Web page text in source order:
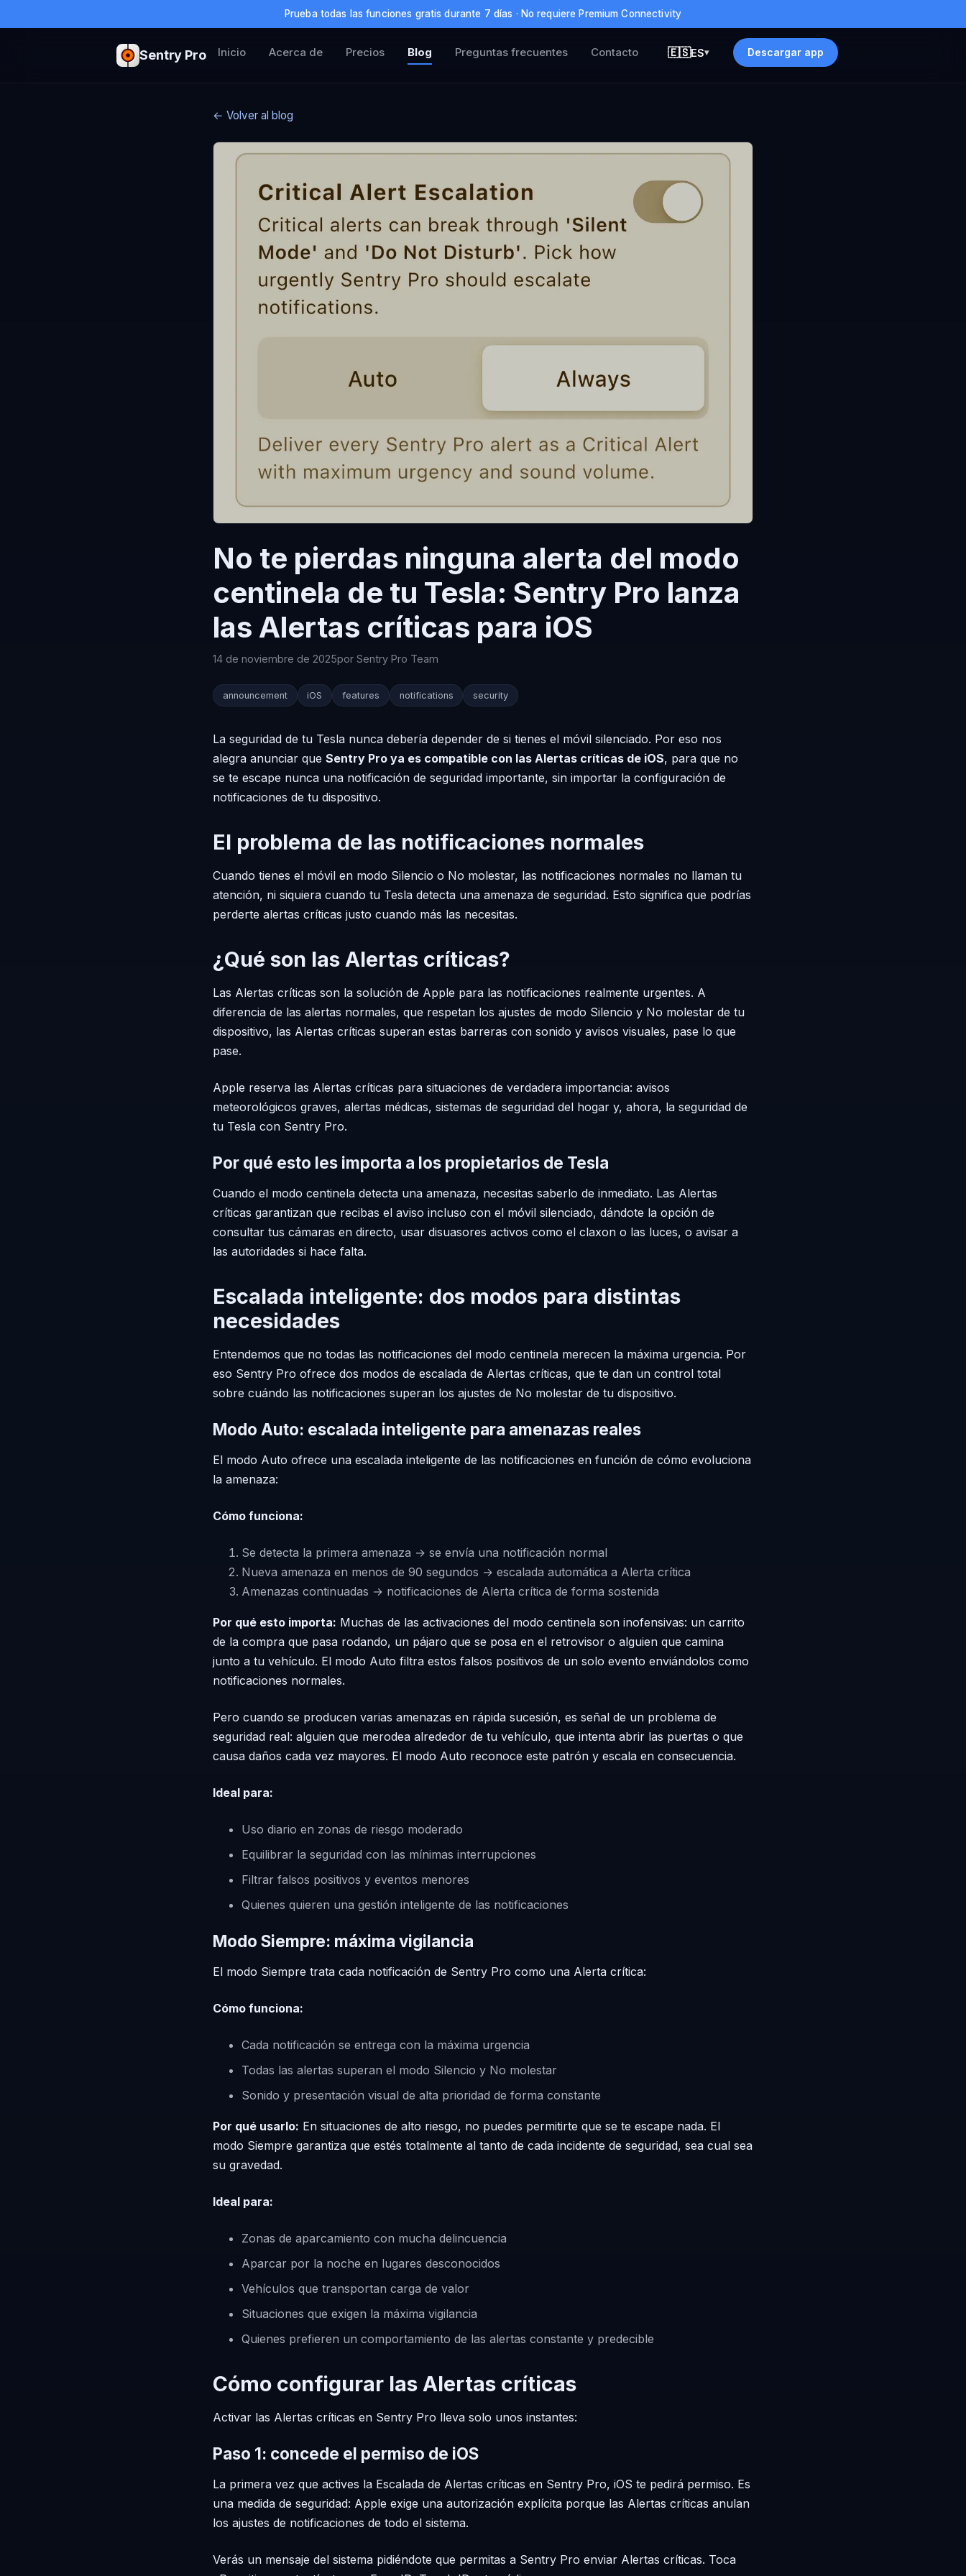
Prueba todas las funciones gratis durante 7 días · No requiere Premium Connectivity
Sentry Pro Inicio Acerca de Precios Blog Preguntas frecuentes Contacto 🇪🇸ES▾ Descargar app
← Volver al blog
No te pierdas ninguna alerta del modo
centinela de tu Tesla: Sentry Pro lanza
las Alertas críticas para iOS
14 de noviembre de 2025por Sentry Pro Team
announcement iOS features notifications security
La seguridad de tu Tesla nunca debería depender de si tienes el móvil silenciado. Por eso nos
alegra anunciar que Sentry Pro ya es compatible con las Alertas críticas de iOS, para que no
se te escape nunca una notificación de seguridad importante, sin importar la configuración de
notificaciones de tu dispositivo.
El problema de las notificaciones normales
Cuando tienes el móvil en modo Silencio o No molestar, las notificaciones normales no llaman tu
atención, ni siquiera cuando tu Tesla detecta una amenaza de seguridad. Esto significa que podrías
perderte alertas críticas justo cuando más las necesitas.
¿Qué son las Alertas críticas?
Las Alertas críticas son la solución de Apple para las notificaciones realmente urgentes. A
diferencia de las alertas normales, que respetan los ajustes de modo Silencio y No molestar de tu
dispositivo, las Alertas críticas superan estas barreras con sonido y avisos visuales, pase lo que
pase.
Apple reserva las Alertas críticas para situaciones de verdadera importancia: avisos
meteorológicos graves, alertas médicas, sistemas de seguridad del hogar y, ahora, la seguridad de
tu Tesla con Sentry Pro.
Por qué esto les importa a los propietarios de Tesla
Cuando el modo centinela detecta una amenaza, necesitas saberlo de inmediato. Las Alertas
críticas garantizan que recibas el aviso incluso con el móvil silenciado, dándote la opción de
consultar tus cámaras en directo, usar disuasores activos como el claxon o las luces, o avisar a
las autoridades si hace falta.
Escalada inteligente: dos modos para distintas
necesidades
Entendemos que no todas las notificaciones del modo centinela merecen la máxima urgencia. Por
eso Sentry Pro ofrece dos modos de escalada de Alertas críticas, que te dan un control total
sobre cuándo las notificaciones superan los ajustes de No molestar de tu dispositivo.
Modo Auto: escalada inteligente para amenazas reales
El modo Auto ofrece una escalada inteligente de las notificaciones en función de cómo evoluciona
la amenaza:
Cómo funciona:
Se detecta la primera amenaza → se envía una notificación normal
Nueva amenaza en menos de 90 segundos → escalada automática a Alerta crítica
Amenazas continuadas → notificaciones de Alerta crítica de forma sostenida
Por qué esto importa: Muchas de las activaciones del modo centinela son inofensivas: un carrito
de la compra que pasa rodando, un pájaro que se posa en el retrovisor o alguien que camina
junto a tu vehículo. El modo Auto filtra estos falsos positivos de un solo evento enviándolos como
notificaciones normales.
Pero cuando se producen varias amenazas en rápida sucesión, es señal de un problema de
seguridad real: alguien que merodea alrededor de tu vehículo, que intenta abrir las puertas o que
causa daños cada vez mayores. El modo Auto reconoce este patrón y escala en consecuencia.
Ideal para:
Uso diario en zonas de riesgo moderado
Equilibrar la seguridad con las mínimas interrupciones
Filtrar falsos positivos y eventos menores
Quienes quieren una gestión inteligente de las notificaciones
Modo Siempre: máxima vigilancia
El modo Siempre trata cada notificación de Sentry Pro como una Alerta crítica:
Cómo funciona:
Cada notificación se entrega con la máxima urgencia
Todas las alertas superan el modo Silencio y No molestar
Sonido y presentación visual de alta prioridad de forma constante
Por qué usarlo: En situaciones de alto riesgo, no puedes permitirte que se te escape nada. El
modo Siempre garantiza que estés totalmente al tanto de cada incidente de seguridad, sea cual sea
su gravedad.
Ideal para:
Zonas de aparcamiento con mucha delincuencia
Aparcar por la noche en lugares desconocidos
Vehículos que transportan carga de valor
Situaciones que exigen la máxima vigilancia
Quienes prefieren un comportamiento de las alertas constante y predecible
Cómo configurar las Alertas críticas
Activar las Alertas críticas en Sentry Pro lleva solo unos instantes:
Paso 1: concede el permiso de iOS
La primera vez que actives la Escalada de Alertas críticas en Sentry Pro, iOS te pedirá permiso. Es
una medida de seguridad: Apple exige una autorización explícita porque las Alertas críticas anulan
los ajustes de notificaciones de todo el sistema.
Verás un mensaje del sistema pidiéndote que permitas a Sentry Pro enviar Alertas críticas. Toca